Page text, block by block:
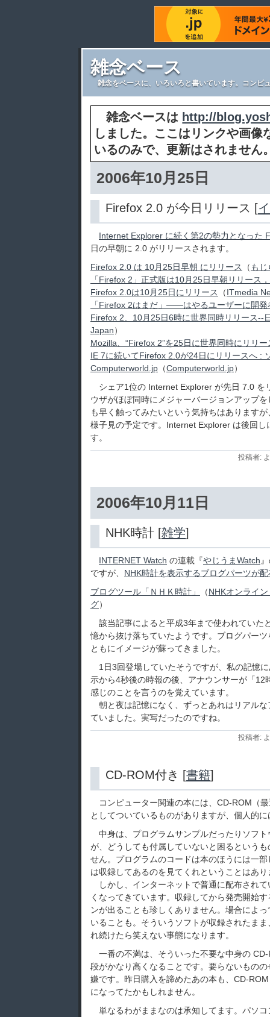
雑念ベース
雑念をベースに、いろいろと書いています。コンピ
雑念ベースは http://
しました。ここはリンクや画像
いるのみで、更新はされません
2006年10月25日
Firefox 2.0 が今日リリース [
Internet Explorer に続く第2の勢力となった
日の早朝に 2.0 がリリースされます。
Firefox 2.0 は 10月25日早朝 にリリース
（ もじ
「Firefox 2」正式版は10月25日早朝リリース
Firefox 2.0は10月25日にリリース
（ITmedia
「Firefox 2はまだ」――はやるユーザーに開発
Firefox 2、10月25日6時に世界同時リリース--
Japan）
Mozilla、“Firefox 2”を25日に世界同時にリリー
IE 7に続いてFirefox 2.0が24日にリリースへ :
Computerworld.jp （Computerworld.jp）
シェア1位の Internet Explorer が先日 7.0 を
ウザがほぼ同時にメジャーバージョンアップ
も早く触ってみたいという気持ちはあります
様子見の予定です。Internet Explorer は後回
す。
投稿者:
2006年10月11日
NHK時計 [雑学]
INTERNET Watch の連載『やじうまWatch
ですが、 NHK時計を表示するブログパーツが
ブログツール「ＮＨＫ時計」
（NHKオンライ
グ）
該当記事によると平成3年まで使われていた
憶から抜け落ちていたようです。ブログパー
ともにイメージが蘇ってきました。
1日3回登場していたそうですが、私の記憶
示から4秒後の時報の後、アナウンサーが「12
感じのことを言うのを覚えています。
朝と夜は記憶になく、ずっとあれはリアル
ていました。実写だったのですね。
投稿者:
CD-ROM付き [書籍]
コンピューター関連の本には、CD-ROM（
としてついているものがありますが、個人的
中身は、プログラムサンプルだったりソフ
が、どうしても付属していないと困るという
せん。プログラムのコードは本のほうには一
は収録してあるのを見てくれということはあり
しかし、インターネットで普通に配布され
くなってきています。収録してから発売開始
ンが出ることも珍しくありません。場合によ
いることも。そういうソフトが収録されたま
れ続けたら笑えない事態になります。
一番の不満は、そういった不要な中身の
段がかなり高くなることです。要らないもの
嫌です。昨日購入を諦めたあの本も、CD-
になってたかもしれません。
単なるわがままなのは承知してます。パソ